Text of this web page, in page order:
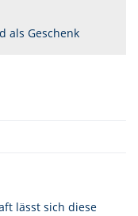
als Geschenk
lässt sich diese